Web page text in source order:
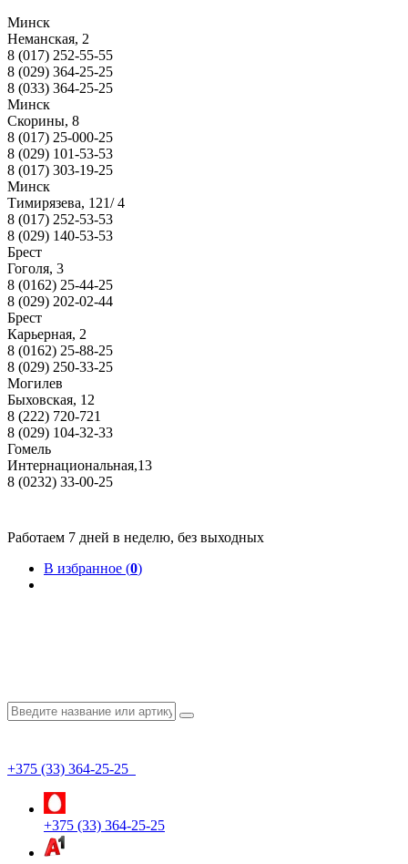
Минск
Неманская, 2
8 (017) 252-55-55
8 (029) 364-25-25
8 (033) 364-25-25
Минск
Скорины, 8
8 (017) 25-000-25
8 (029) 101-53-53
8 (017) 303-19-25
Минск
Тимирязева, 121/ 4
8 (017) 252-53-53
8 (029) 140-53-53
Брест
Гоголя, 3
8 (0162) 25-44-25
8 (029) 202-02-44
Брест
Карьерная, 2
8 (0162) 25-88-25
8 (029) 250-33-25
Могилев
Быховская, 12
8 (222) 720-721
8 (029) 104-32-33
Гомель
Интернациональная,13
8 (0232) 33-00-25
Работаем 7 дней в неделю, без выходных
В избранное (0)
+375 (33) 364-25-25
+375 (33) 364-25-25